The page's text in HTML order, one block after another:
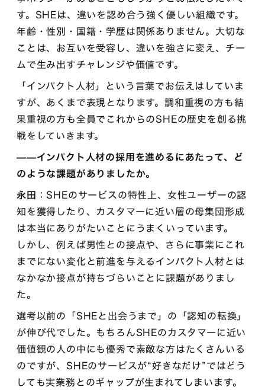
す。SHEは、違いを認め合う強く優しい組織です。
年齢・性別・国籍・学歴は関係ありません。大切な
ことは、お互いを受容し、違いを強さに変え、チー
ムで生み出すチャレンジや価値です。
「インパクト人材」という言葉でお伝えはしていま
すが、あくまで表現となります。調和重視の方も結
果重視の方も全員でこれからのSHEの歴史を創る挑
戦をしていきます。
——インパクト人材の採用を進めるにあたって、ど
のような課題がありましたか。
永田 ：SHEのサービスの特性上、女性ユーザーの認
知を獲得したり、カスタマーに近い層の母集団形成
は本当にありがたいことにうまくいっています。
しかし、例えば男性との接点や、さらに事業にこれ
までにない変化と前進を与えるインパクト人材とは
なかなか接点が持ちづらいことに課題がありまし
た。
選考以前の「SHEと出会うまで」の「認知の転換」
が伸び代でした。もちろんSHEのカスタマーに近い
価値観の人の中にも優秀で素敵な方はたくさんいる
のですが、SHEのサービスが“好きなだけ”ではどう
しても実業務とのギャップが生まれてしまいます。